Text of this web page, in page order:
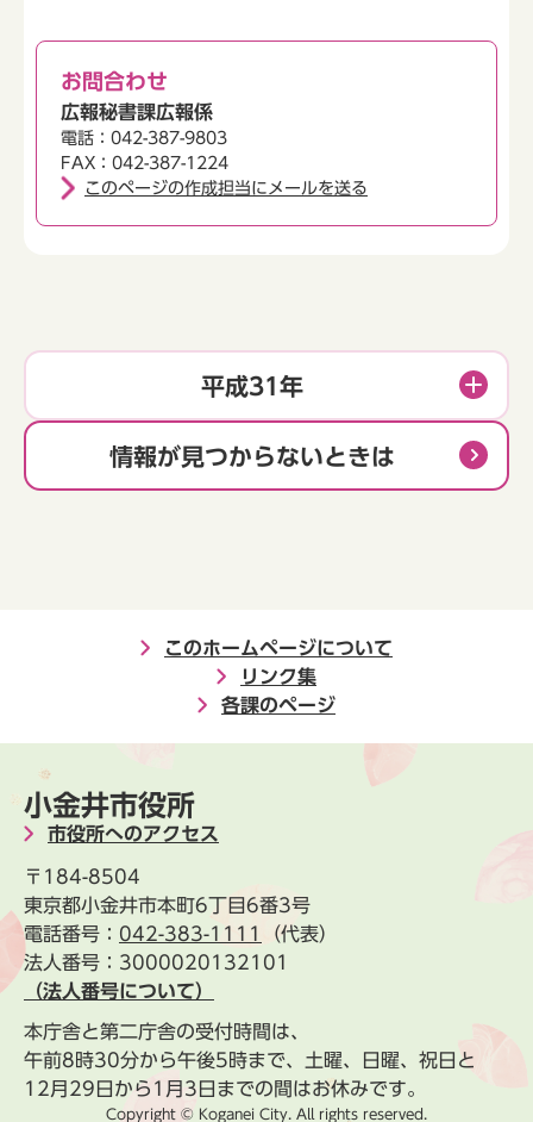
お問合わせ
広報秘書課広報係
電話：042-387-9803
FAX：042-387-1224
このページの作成担当にメールを送る
平成31年
情報が見つからないときは
このホームページについて
リンク集
各課のページ
小金井市役所
市役所へのアクセス
〒184-8504
東京都小金井市本町6丁目6番3号
電話番号： 042-383-1111
（代表）
法人番号：3000020132101
（法人番号について）
本庁舎と第二庁舎の受付時間は、
午前8時30分から午後5時まで、土曜、日曜、祝日と
12月29日から1月3日までの間はお休みです。
Copyright © Koganei City. All rights reserved.